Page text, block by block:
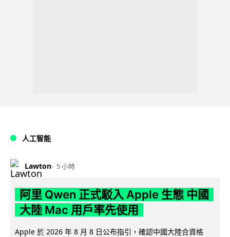
人工智能
Lawton 5 小時
阿里 Qwen 正式駁入 Apple 生態 中國
大陸 Mac 用戶率先使用
Apple 於 2026 年 8 月 8 日公布指引，確認中國大陸合資格